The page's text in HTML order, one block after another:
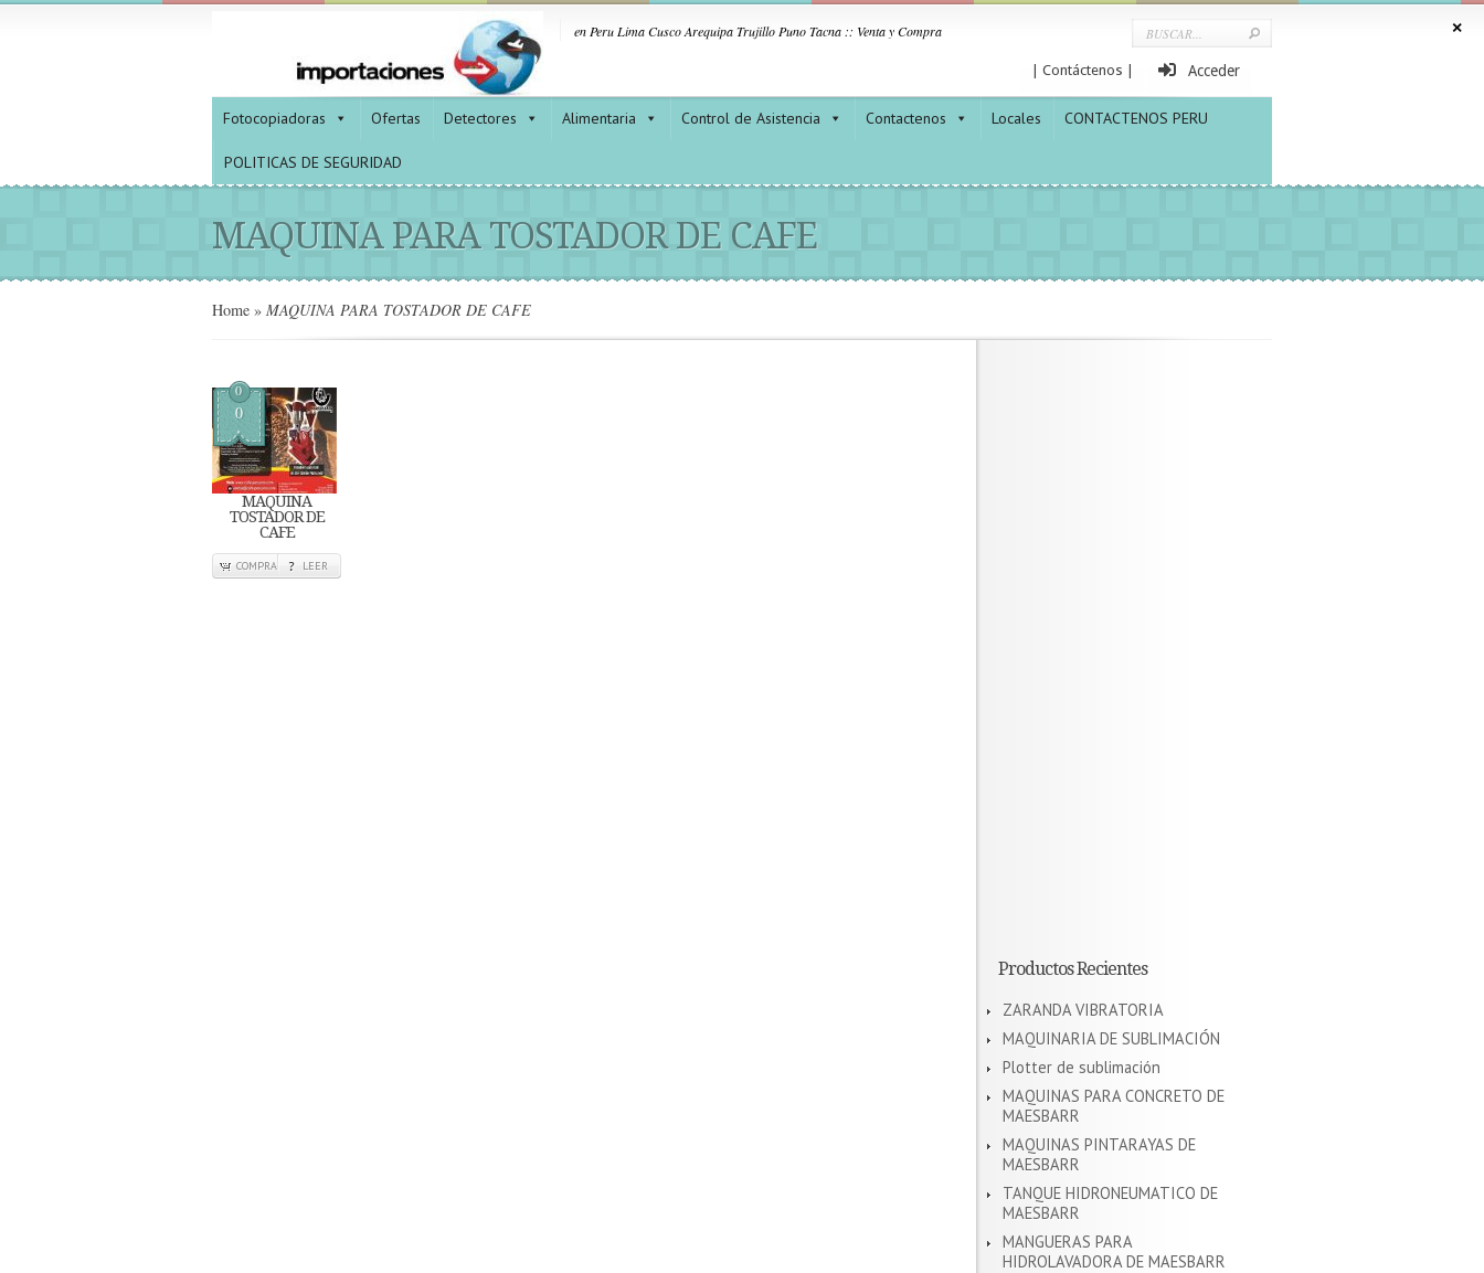
en Peru Lima Cusco Arequipa Trujillo Puno Tacna :: Venta y Compra
| Contáctenos | Acceder
Fotocopiadoras Ofertas Detectores Alimentaria Control de Asistencia Contactenos Locales CONTACTENOS PERU
POLITICAS DE SEGURIDAD
MAQUINA PARA TOSTADOR DE CAFE
Home » MAQUINA PARA TOSTADOR DE CAFE
0
0
MAQUINA
TOSTADOR DE
CAFE
COMPRA LEER
Productos Recientes
ZARANDA VIBRATORIA
MAQUINARIA DE SUBLIMACIÓN
Plotter de sublimación
MAQUINAS PARA CONCRETO DE
MAESBARR
MAQUINAS PINTARAYAS DE
MAESBARR
TANQUE HIDRONEUMATICO DE
MAESBARR
MANGUERAS PARA
HIDROLAVADORA DE MAESBARR